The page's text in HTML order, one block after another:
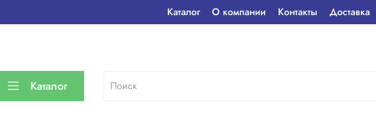
Каталог О компании Контакты Доставка
Каталог